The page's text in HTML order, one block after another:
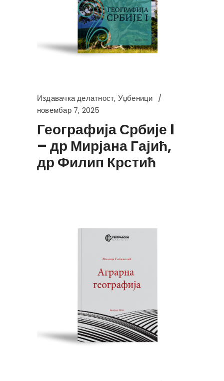
Издавачка делатност, Уџбеници
новембар 7, 2025
Географија Србије I
– др Мирјана Гајић,
др Филип Крстић